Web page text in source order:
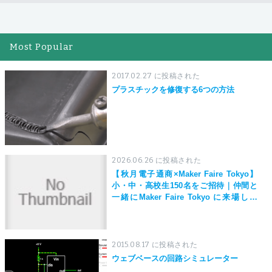
Most Popular
2017.02.27 に投稿された
プラスチックを修復する6つの方法
2026.06.26 に投稿された
【秋月電子通商×Maker Faire Tokyo】
小・中・高校生150名をご招待｜仲間と
一緒にMaker Faire Tokyo に来場しよ
2015.08.17 に投稿された
ウェブベースの回路シミュレーター